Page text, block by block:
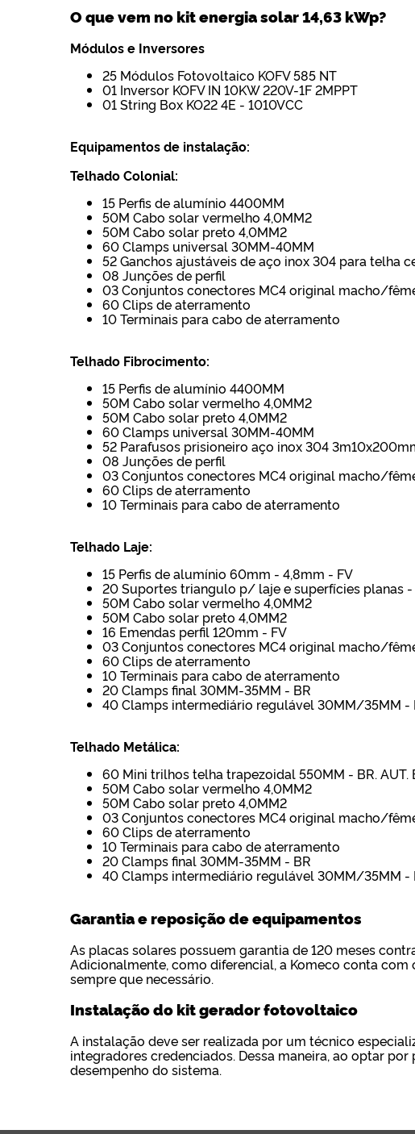
O que vem no kit energia solar 14,63 kWp?
Módulos e Inversores
25 Módulos Fotovoltaico KOFV 585 NT
01 Inversor KOFV IN 10KW 220V-1F 2MPPT
01 String Box KO22 4E - 1010VCC
Equipamentos de instalação:
Telhado Colonial:
15 Perfis de alumínio 4400MM
50M Cabo solar vermelho 4,0MM2
50M Cabo solar preto 4,0MM2
60 Clamps universal 30MM-40MM
52 Ganchos ajustáveis de aço inox 304 para telha
08 Junções de perfil
03 Conjuntos conectores MC4 original macho/
60 Clips de aterramento
10 Terminais para cabo de aterramento
Telhado Fibrocimento:
15 Perfis de alumínio 4400MM
50M Cabo solar vermelho 4,0MM2
50M Cabo solar preto 4,0MM2
60 Clamps universal 30MM-40MM
52 Parafusos prisioneiro aço inox 304
08 Junções de perfil
03 Conjuntos conectores MC4 original macho/
60 Clips de aterramento
10 Terminais para cabo de aterramento
Telhado Laje:
15 Perfis de alumínio 60mm - 4,8mm - FV
20 Suportes triangulo p/ laje e superfícies planas -
50M Cabo solar vermelho 4,0MM2
50M Cabo solar preto 4,0MM2
16 Emendas perfil 120mm - FV
03 Conjuntos conectores MC4 original macho/
60 Clips de aterramento
10 Terminais para cabo de aterramento
20 Clamps final 30MM-35MM - BR
40 Clamps intermediário regulável 30MM/35MM -
Telhado Metálica:
60 Mini trilhos telha trapezoidal 550MM - BR. AUT.
50M Cabo solar vermelho 4,0MM2
50M Cabo solar preto 4,0MM2
03 Conjuntos conectores MC4 original macho/
60 Clips de aterramento
10 Terminais para cabo de aterramento
20 Clamps final 30MM-35MM - BR
40 Clamps intermediário regulável 30MM/35MM -
Garantia e reposição de equipamentos
As placas solares possuem garantia de 120 meses
Adicionalmente, como diferencial, a Komeco conta
sempre que necessário.
Instalação do kit gerador fotovoltaico
A instalação deve ser realizada por um técnico
integradores credenciados. Dessa maneira, ao optar
desempenho do sistema.